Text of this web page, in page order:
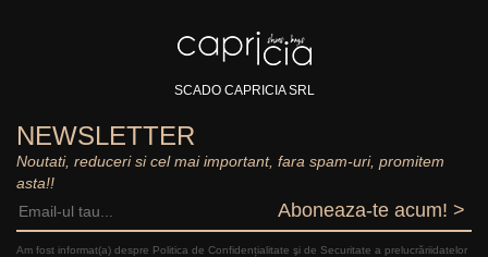
SCADO CAPRICIA SRL
NEWSLETTER
Noutati, reduceri si cel mai important, fara spam-uri, promitem
asta!!
Aboneaza-te acum! >
Am fost informat(a) despre Politica de Confidențialitate şi de Securitate a prelucrăriidatelor